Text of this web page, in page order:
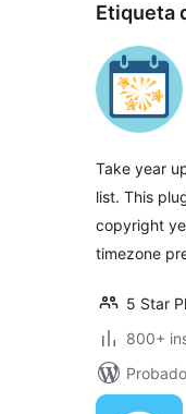
Etiqueta
Take year
list. This
copyright
timezone
5 Star
800+